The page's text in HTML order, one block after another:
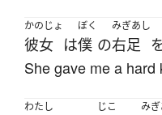
かのじょ
彼女 は
ぼく
僕 の
みぎあし
右足
She gave me a
わたし
じこ み